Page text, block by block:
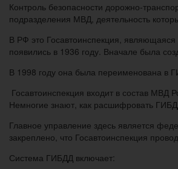
Контроль безопасности дорожно-
подразделения МВД, деятельность
В РФ это Госавтоинспекция,
появились в 1936 году. Вначале была
В 1998 году она была переименована в
Госавтоинспекция входит в состав МВД
Немногие знают, как расшифровать
Главное управление здесь является
закреплено, что Госавтоинспекция
Система ГИБДД включает: